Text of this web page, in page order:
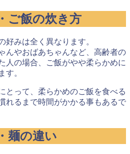
ご飯の炊き方
好みは全く異なります。
んやおばあちゃんなど、高齢者の
人の場合、ご飯がやや柔らかめに
す。
とって、柔らかめのご飯を食べる
れるまで時間がかかる事もあるで
麺の違い